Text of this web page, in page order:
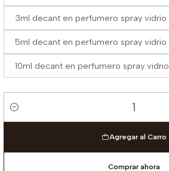
3ml decant en perfumero spray vidrio
5ml decant en perfumero spray vidrio
10ml decant en perfumero spray vidrio
Cantidad
Agregar al Carro
Comprar ahora